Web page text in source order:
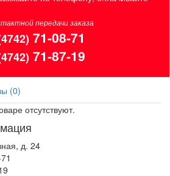
передачи заказа
71-08-71
71-87-19
(0)
отсутствуют.
д. 24